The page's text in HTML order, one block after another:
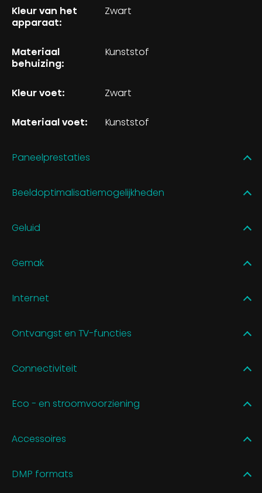
Kleur van het
apparaat:
Zwart
Materiaal
behuizing:
Kunststof
Kleur voet: Zwart
Materiaal voet: Kunststof
Paneelprestaties
Beeldoptimalisatiemogelijkheden
Geluid
Gemak
Internet
Ontvangst en TV-functies
Connectiviteit
Eco - en stroomvoorziening
Accessoires
DMP formats